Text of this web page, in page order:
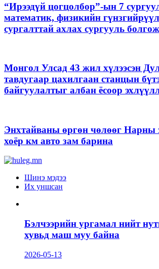
“Ирээдүй цогцолбор”-ын 7
математик, физикийн
сургалттай ахлах сургууль
Монгол Улсад 43 жил хүлээсэн
тавдугаар цахилгаан станцын
байгуулалтыг албан ёсоор
Энхтайваны өргөн чөлөөг Нарны
хоёр км авто зам барина
Шинэ мэдээ
Их уншсан
Бэлчээрийн ургамал нийт
хувьд маш муу байна
2026-05-13